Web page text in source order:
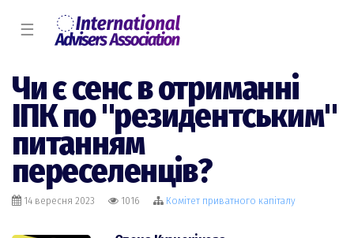
☰
Чи є сенс в отриманні
ІПК по "резидентським"
питанням
переселенців?
14 вересня 2023 1016 Комiтет приватного капіталу